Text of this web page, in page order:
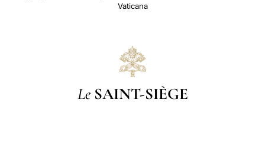
Vaticana
Le SAINT-SIÈGE